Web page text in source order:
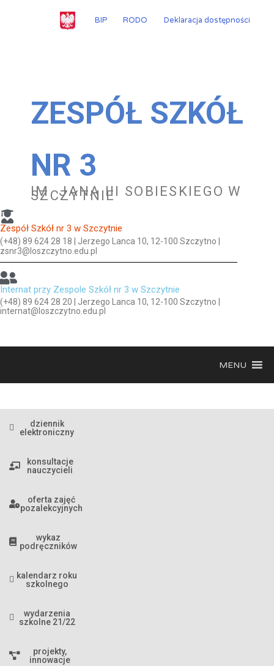
BIP RODO Deklaracja dostępności
ZESPÓŁ SZKÓŁ
NR 3
IM. JANA III SOBIESKIEGO W
SZCZYTNIE
Zespół Szkół nr 3 w Szczytnie
(+48) 89 624 28 18 | Jerzego Lanca 10, 12-100 Szczytno |
zsnr3@loszczytno.edu.pl
Internat przy Zespole Szkół nr 3 w Szczytnie
(+48) 89 624 28 20 | Jerzego Lanca 10, 12-100 Szczytno |
internat@loszczytno.edu.pl
MENU
dziennik
elektroniczny
konsultacje
nauczycieli
oferta zajęć
pozalekcyjnych
wykaz
podręczników
kalendarz roku
szkolnego
wydarzenia
szkolne 21/22
projekty,
innowacje